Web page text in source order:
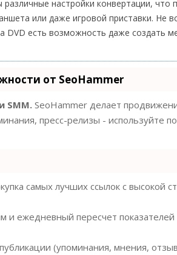
настройки конвертации, что
или даже игровой приставки. Не
DVD есть возможность даже создать
от SeoHammer
SMM.SeoHammer делает
пресс-релизы - используйте по
самых лучших ссылок с высокой
и ежедневный пересчет показателей
(упоминания, мнения,